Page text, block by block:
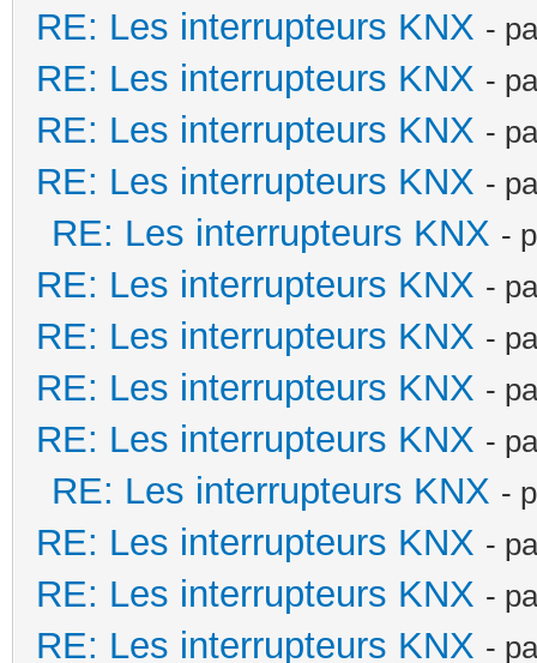
RE: Les interrupteurs KNX -
RE: Les interrupteurs KNX -
RE: Les interrupteurs KNX -
RE: Les interrupteurs KNX -
RE: Les interrupteurs KNX -
RE: Les interrupteurs KNX -
RE: Les interrupteurs KNX -
RE: Les interrupteurs KNX -
RE: Les interrupteurs KNX -
RE: Les interrupteurs KNX -
RE: Les interrupteurs KNX -
RE: Les interrupteurs KNX -
RE: Les interrupteurs KNX -